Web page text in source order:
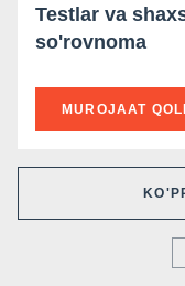
Testlar va
so'rovnoma
MUROJAAT